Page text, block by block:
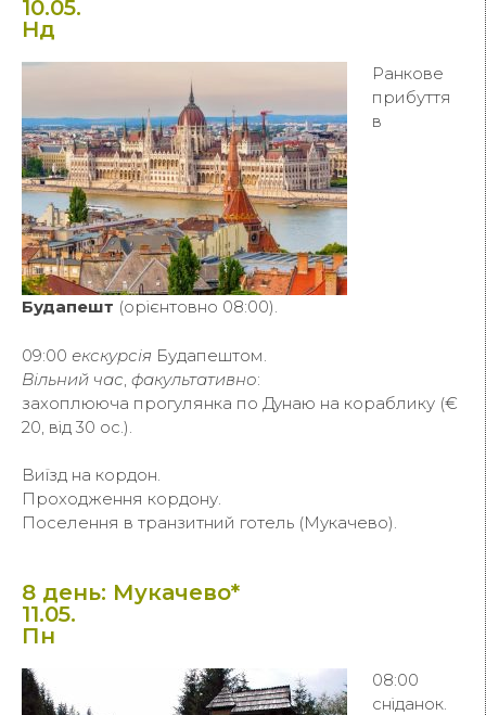
10.05.
Нд
Ранкове
прибуття
в
Будапешт (орієнтовно 08:00).
09:00 екскурсія Будапештом.
Вільний час, факультативно:
захоплююча прогулянка по Дунаю на кораблику (€
20, від 30 ос.).
Виїзд на кордон.
Проходження кордону.
Поселення в транзитний готель (Мукачево).
8 день: Мукачево*
11.05.
Пн
08:00
сніданок.